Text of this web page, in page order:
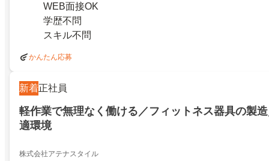
WEB面接OK
学歴不問
スキル不問
かんたん応募
新着正社員
軽作業で無理なく働ける／フィットネス器具の製
適環境
株式会社アテナスタイル